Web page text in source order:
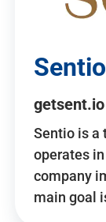
getsent.io
Sentio is a
operates
company
main goal